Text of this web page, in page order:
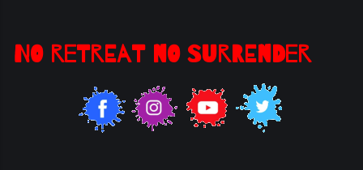
NO RETREAT NO SURRENDER